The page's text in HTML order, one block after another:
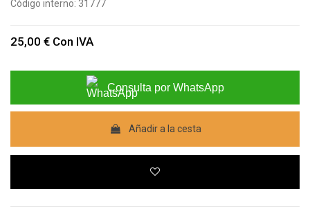
Código interno: 31777
25,00 € Con IVA
Consulta por WhatsApp
Añadir a la cesta